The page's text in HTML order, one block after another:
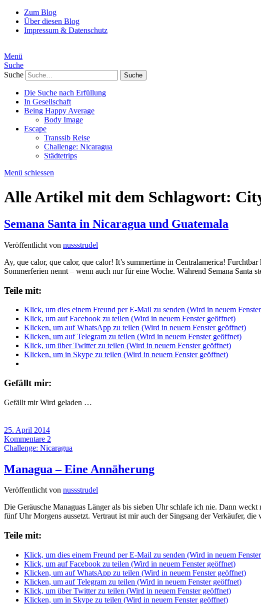
Zum Blog
Über diesen Blog
Impressum & Datenschutz
Menü
Suche
Suche
Die Suche nach Erfüllung
In Gesellschaft
Being Happy Average
Body Image
Escape
Transsib Reise
Challenge: Nicaragua
Städtetrips
Menü schiessen
Alle Artikel mit dem Schlagwort:
Semana Santa in Nicaragua und Guatemala
Veröffentlicht von nussstrudel
Ay, que calor, que calor, que calor! It’s summertime in Centralamerica!
Sommerferien nennt – wenn auch nur für eine Woche. Während Semana
Teile mit:
Klick, um dies einem Freund per E-Mail zu senden (Wird in neuem
Klick, um auf Facebook zu teilen (Wird in neuem Fenster geöffnet)
Klicken, um auf WhatsApp zu teilen (Wird in neuem Fenster geöffnet)
Klicken, um auf Telegram zu teilen (Wird in neuem Fenster geöffnet)
Klick, um über Twitter zu teilen (Wird in neuem Fenster geöffnet)
Klicken, um in Skype zu teilen (Wird in neuem Fenster geöffnet)
Gefällt mir:
Gefällt mir Wird geladen …
25. April 2014
Kommentare 2
Challenge: Nicaragua
Managua – Eine Annäherung
Veröffentlicht von nussstrudel
Die Geräusche Managuas Länger als bis sieben Uhr schlafe ich nie. Dann
fünf Uhr Morgens aussetzt. Vertraut ist mir auch der Singsang der Verkäufer,
Teile mit:
Klick, um dies einem Freund per E-Mail zu senden (Wird in neuem
Klick, um auf Facebook zu teilen (Wird in neuem Fenster geöffnet)
Klicken, um auf WhatsApp zu teilen (Wird in neuem Fenster geöffnet)
Klicken, um auf Telegram zu teilen (Wird in neuem Fenster geöffnet)
Klick, um über Twitter zu teilen (Wird in neuem Fenster geöffnet)
Klicken, um in Skype zu teilen (Wird in neuem Fenster geöffnet)